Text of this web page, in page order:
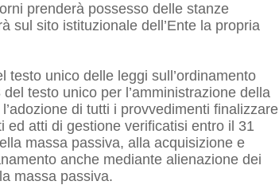
prenderà possesso delle stanze
sul sito istituzionale dell’Ente la propria
testo unico delle leggi sull’ordinamento
testo unico per l’amministrazione della
di tutti i provvedimenti finalizzare
ed atti di gestione verificatisi entro il 31
massa passiva, alla acquisizione e
anche mediante alienazione dei
massa passiva.